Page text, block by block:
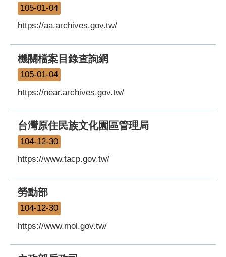
105-01-04
https://aa.archives.gov.tw/
機關檔案目錄查詢網
105-01-04
https://near.archives.gov.tw/
台灣原住民族文化園區管理局
104-12-30
https://www.tacp.gov.tw/
勞動部
104-12-30
https://www.mol.gov.tw/